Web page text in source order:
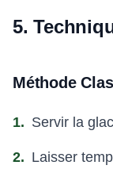
5.
Méthode
Servir la
Laisser